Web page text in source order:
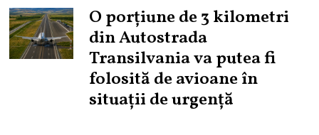
O porțiune de 3 kilometri
din Autostrada
Transilvania va putea fi
folosită de avioane în
situații de urgență